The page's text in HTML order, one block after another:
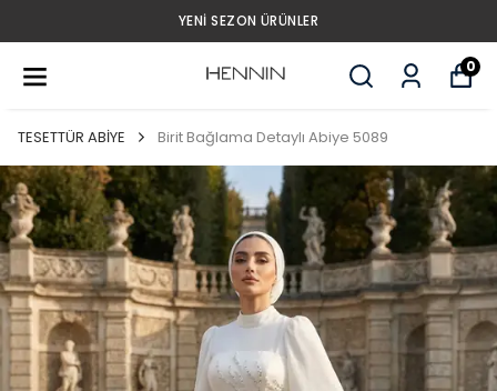
YENI SEZON ÜRÜNLER
0
TESETTÜR ABİYE Birit Bağlama Detaylı Abiye 5089